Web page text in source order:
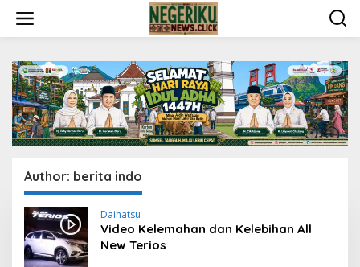
i
Author: berita indo
Daihatsu
Video Kelemahan dan Kelebihan All
New Terios